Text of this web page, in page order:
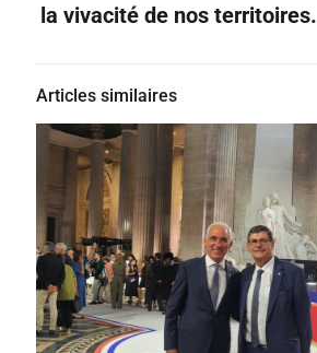
la vivacité de nos territoires.
Articles similaires